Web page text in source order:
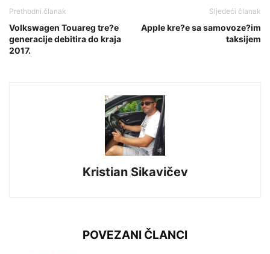
Prethodni članak
Volkswagen Touareg tre?e
generacije debitira do kraja
2017.
Sljedeći članak
Apple kre?e sa samovoze?im
taksijem
Kristian Sikavičev
POVEZANI ČLANCI